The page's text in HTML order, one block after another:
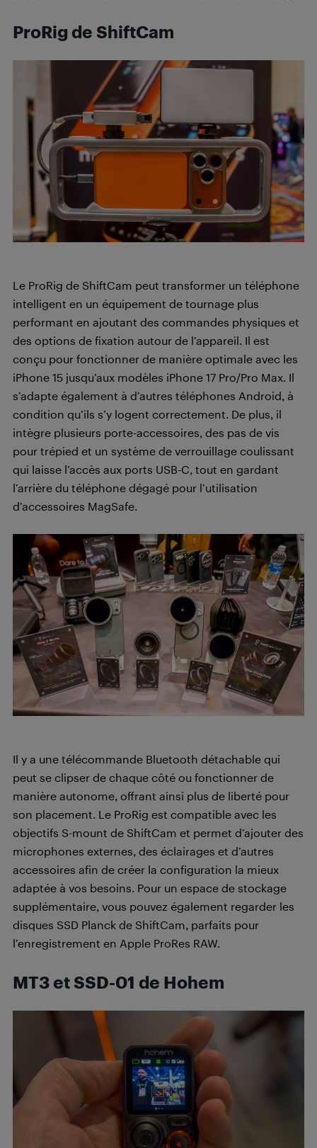
ProRig de ShiftCam
Le ProRig de ShiftCam peut transformer un téléphone
intelligent en un équipement de tournage plus
performant en ajoutant des commandes physiques et
des options de fixation autour de l’appareil. Il est
conçu pour fonctionner de manière optimale avec les
iPhone 15 jusqu’aux modèles iPhone 17 Pro/Pro Max. Il
s’adapte également à d’autres téléphones Android, à
condition qu’ils s’y logent correctement. De plus, il
intègre plusieurs porte-accessoires, des pas de vis
pour trépied et un système de verrouillage coulissant
qui laisse l’accès aux ports USB-C, tout en gardant
l’arrière du téléphone dégagé pour l’utilisation
d’accessoires MagSafe.
Il y a une télécommande Bluetooth détachable qui
peut se clipser de chaque côté ou fonctionner de
manière autonome, offrant ainsi plus de liberté pour
son placement. Le ProRig est compatible avec les
objectifs S-mount de ShiftCam et permet d’ajouter des
microphones externes, des éclairages et d’autres
accessoires afin de créer la configuration la mieux
adaptée à vos besoins. Pour un espace de stockage
supplémentaire, vous pouvez également regarder les
disques SSD Planck de ShiftCam, parfaits pour
l’enregistrement en Apple ProRes RAW.
MT3 et SSD-01 de Hohem